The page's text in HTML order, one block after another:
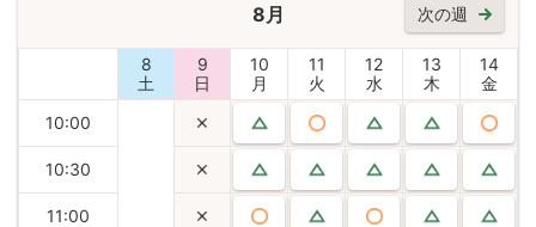
次の週
8月
8
土
9
日
10
月
11
火
12
水
13
木
14
金
10:00
10:30
11:00